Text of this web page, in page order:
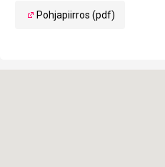
Pohjapiirros (pdf)